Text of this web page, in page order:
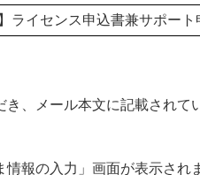
ライセンス申込書兼サポー
き、メール本文に記載され
情報の入力」画面が表示さ